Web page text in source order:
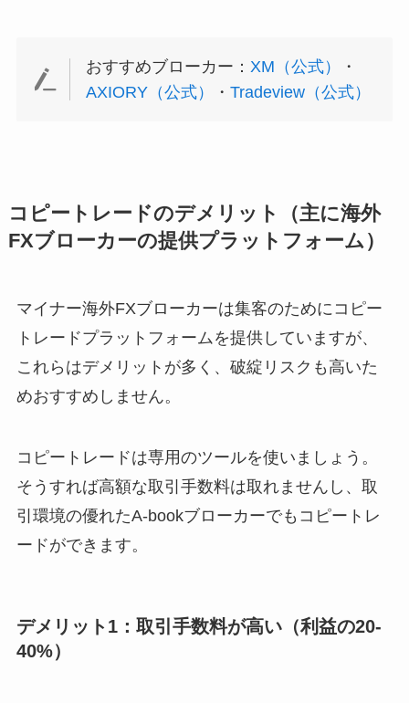
おすすめブローカー： XM（公式）
・
AXIORY（公式）
・Tradeview（公式）
コピートレードのデメリット（主に海外
FXブローカーの提供プラットフォーム）
マイナー海外FXブローカーは集客のためにコピー
トレードプラットフォームを提供していますが、
これらはデメリットが多く、破綻リスクも高いた
めおすすめしません。
コピートレードは専用のツールを使いましょう。
そうすれば高額な取引手数料は取れませんし、取
引環境の優れたA-bookブローカーでもコピートレ
ードができます。
デメリット1：取引手数料が高い（利益の20-
40%）